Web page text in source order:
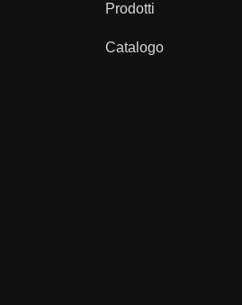
Prodotti
Catalogo